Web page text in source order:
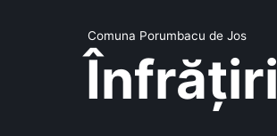
Comuna Porumbacu de Jos
Înfrățiri